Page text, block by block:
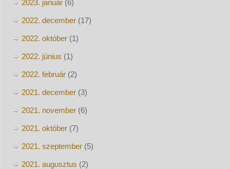
2023. január(6)
2022. december(17)
2022. október(1)
2022. június (1)
2022. február(2)
2021. december(3)
2021. november(6)
2021. október(7)
2021. szeptember(5)
2021. augusztus (2)